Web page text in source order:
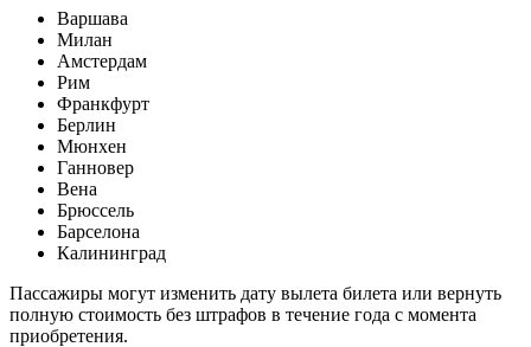
Варшава
Милан
Амстердам
Рим
Франкфурт
Берлин
Мюнхен
Ганновер
Вена
Брюссель
Барселона
Калининград
Пассажиры могут изменить дату вылета билета или вернуть
полную стоимость без штрафов в течение года с момента
приобретения.